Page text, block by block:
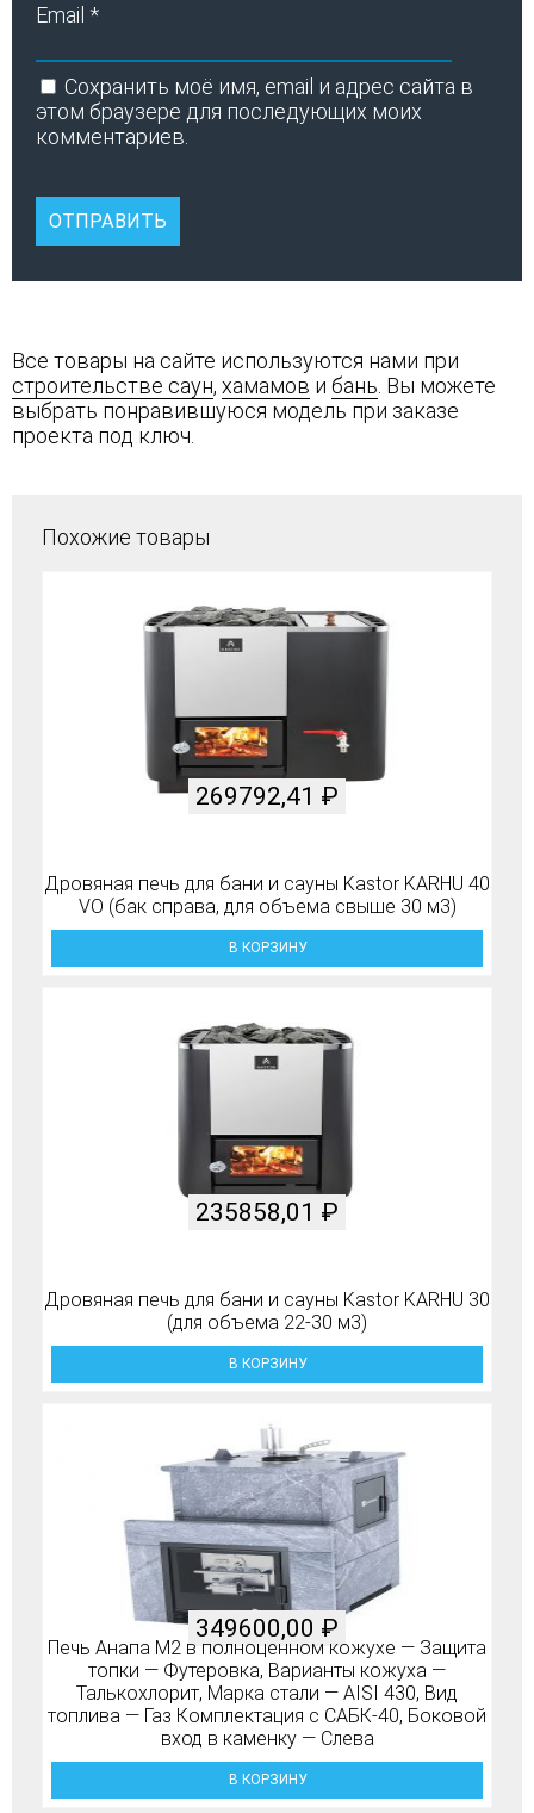
Email *
Сохранить моё имя, email и адрес сайта в
этом браузере для последующих моих
комментариев.
Все товары на сайте используются нами при
строительстве саун, хамамов и бань . Вы можете
выбрать понравившуюся модель при заказе
проекта под ключ.
Похожие товары
Дровяная печь для бани и сауны Kastor KARHU 40
VO (бак справа, для объема свыше 30 м3)
269792,41 ₽
В КОРЗИНУ
Дровяная печь для бани и сауны Kastor KARHU 30
(для объема 22-30 м3)
235858,01 ₽
В КОРЗИНУ
Печь Анапа М2 в полноценном кожухе — Защита
топки — Футеровка, Варианты кожуха —
Талькохлорит, Марка стали — AISI 430, Вид
топлива — Газ Комплектация с САБК-40, Боковой
вход в каменку — Слева
349600,00 ₽
В КОРЗИНУ